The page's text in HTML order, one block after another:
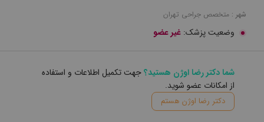
شهر : متخصص جراحی تهران
وضعیت پزشک: غیر عضو
شما دکتر رضا اوژن هستید؟جهت تکمیل اطلاعات و استفاده
از امکانات عضو شوید.
دکتر رضا اوژن هستم